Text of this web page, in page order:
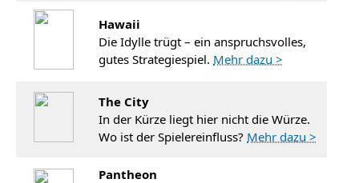
Hawaii
Die Idylle trügt – ein anspruchsvolles,
gutes Strategiespiel. Mehr dazu >
The City
In der Kürze liegt hier nicht die Würze.
Wo ist der Spielereinfluss? Mehr dazu >
Pantheon